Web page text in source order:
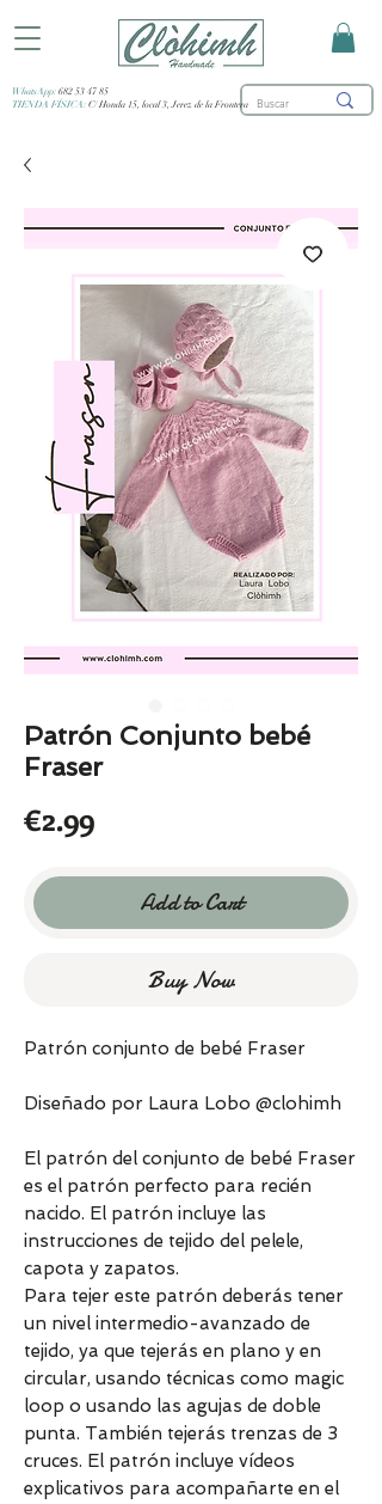
WhatsApp: 682 53 47 85
TIENDA FÍSICA: C/ Honda 15, local 3, Jerez de la Frontera
Patrón Conjunto bebé
Fraser
€2.99Price
Add to Cart
Buy Now
Patrón conjunto de bebé Fraser
Diseñado por Laura Lobo @clohimh
El patrón del conjunto de bebé Fraser
es el patrón perfecto para recién
nacido. El patrón incluye las
instrucciones de tejido del pelele,
capota y zapatos.
Para tejer este patrón deberás tener
un nivel intermedio-avanzado de
tejido, ya que tejerás en plano y en
circular, usando técnicas como magic
loop o usando las agujas de doble
punta. También tejerás trenzas de 3
cruces. El patrón incluye vídeos
explicativos para acompañarte en el